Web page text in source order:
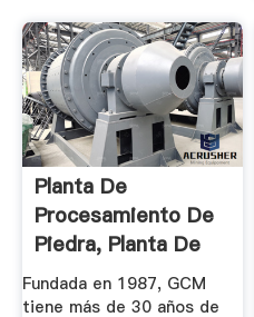
Planta De
Procesamiento De
Piedra, Planta De
Reciclaje De ...
Fundada en 1987, GCM
tiene más de 30 años de